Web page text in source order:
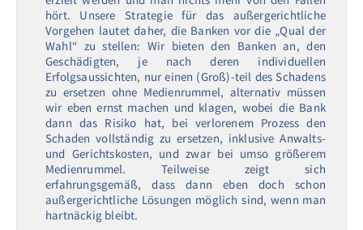
hört. Unsere Strategie für das außergerichtliche
Vorgehen lautet daher, die Banken vor die „Qual der
Wahl“ zu stellen: Wir bieten den Banken an, den
Geschädigten, je nach deren individuellen
Erfolgsaussichten, nur einen (Groß)-teil des Schadens
zu ersetzen ohne Medienrummel, alternativ müssen
wir eben ernst machen und klagen, wobei die Bank
dann das Risiko hat, bei verlorenem Prozess den
Schaden vollständig zu ersetzen, inklusive Anwalts-
und Gerichtskosten, und zwar bei umso größerem
Medienrummel. Teilweise zeigt sich
erfahrungsgemäß, dass dann eben doch schon
außergerichtliche Lösungen möglich sind, wenn man
hartnäckig bleibt.